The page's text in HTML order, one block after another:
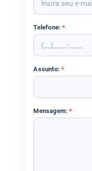
Telefone:*
Assunto:*
Mensagem:*